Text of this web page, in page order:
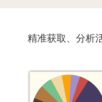
精准获取、分析